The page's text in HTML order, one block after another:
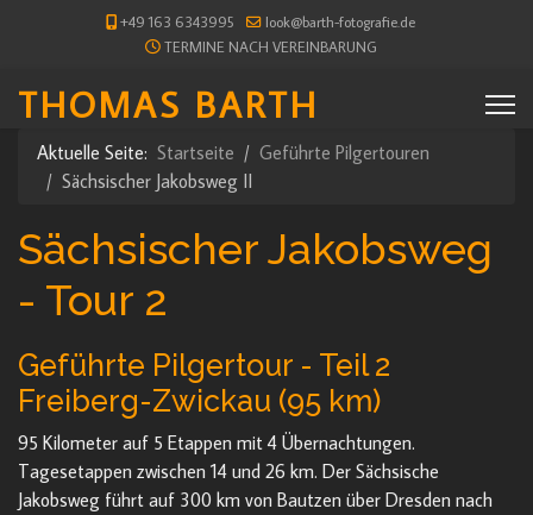
+49 163 6343995
look@barth-fotografie.de
TERMINE NACH VEREINBARUNG
THOMAS BARTH
Aktuelle Seite: Startseite
Geführte Pilgertouren
Sächsischer Jakobsweg II
Sächsischer Jakobsweg
- Tour 2
Geführte Pilgertour - Teil 2
Freiberg-Zwickau (95 km)
95 Kilometer auf 5 Etappen mit 4 Übernachtungen.
Tagesetappen zwischen 14 und 26 km. Der Sächsische
Jakobsweg führt auf 300 km von Bautzen über Dresden nach